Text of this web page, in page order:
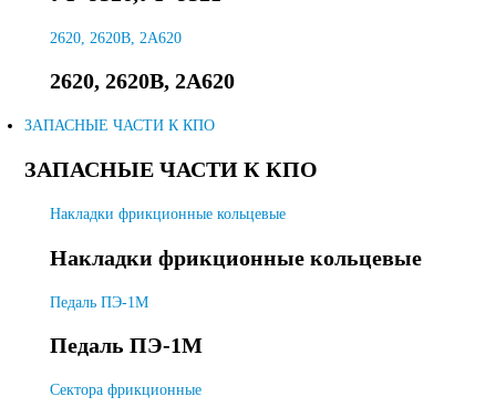
2620, 2620В, 2А620
2620, 2620В, 2А620
ЗАПАСНЫЕ ЧАСТИ К КПО
ЗАПАСНЫЕ ЧАСТИ К КПО
Накладки фрикционные кольцевые
Накладки фрикционные кольцевые
Педаль ПЭ-1М
Педаль ПЭ-1М
Сектора фрикционные